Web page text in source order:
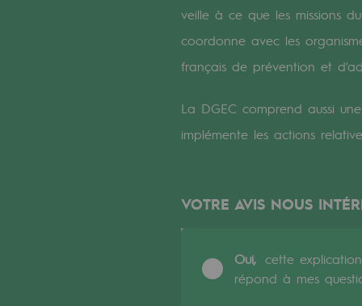
Transversalité et Collaboratif
Notre culture et nos valeurs
Une organisation certifiée
Notre organisation
veille à ce que les missions
coordonne avec les
français de prévention et
La DGEC comprend aussi
implémente les actions
VOTRE AVIS NOUS
Oui, cette explication
répond à mes